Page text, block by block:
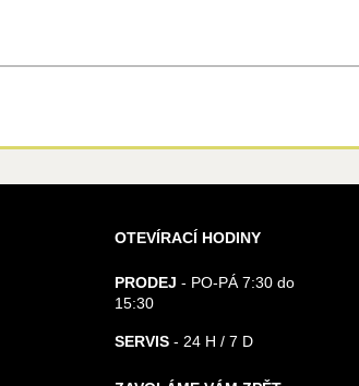
OTEVÍRACÍ HODINY
PRODEJ - PO-PÁ 7:30 do
15:30
SERVIS - 24 H / 7 D